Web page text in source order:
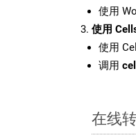
使用
使用
使用
调用
在线